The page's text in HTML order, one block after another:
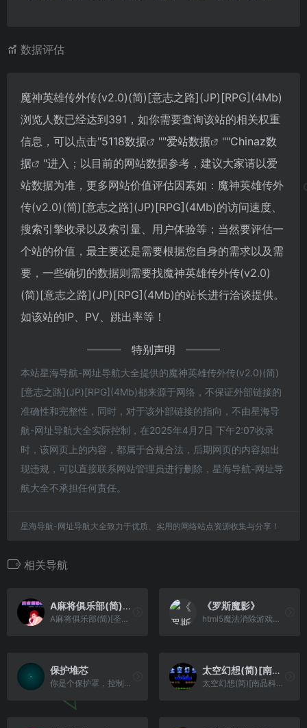
数据评估
魔神英雄传外传(v2.0)(简)[意志之路](JP)[RPG](4Mb)
浏览人数已经达到391，如你需要查询该站的相关权重
信息，可以点击"5118数据 ""爱站数据 ""Chinaz数
据
"进入；以目前的网站数据参考，建议大家请以爱
站数据为准，更多网站价值评估因素如：魔神英雄传外
传(v2.0)(简)[意志之路](JP)[RPG](4Mb)的访问速度、
搜索引擎收录以及索引量、用户体验等；当然要评估一
个站的价值，最主要还是需要根据您自身的需求以及需
要，一些确切的数据则需要找魔神英雄传外传(v2.0)
(简)[意志之路](JP)[RPG](4Mb)的站长进行洽谈提供。
如该站的IP、PV、跳出率等！
特别声明
本站星海导航-网址导航大全提供的魔神英雄传外传(v2.0)(简)
[意志之路](JP)[RPG](4Mb)都来源于网络，不保证外部链接的
准确性和完整性，同时，对于该外部链接的指向，不由星海导
航-网址导航大全实际控制，在2025年4月7日 下午2:07收录
时，该网页上的内容，都属于合规合法，后期网页的内容如出
现违规，可以直接联系网站管理员进行删除，星海导航-网址导
航大全不承担任何责任。
星海导航-网址导航大全致力于优质、实用的网络站点资源收集与分享！
相关导航
A麻将俱乐部(简)[圣谦](CN)[TAB](0.75Mb)
A麻将俱乐部(简)[圣谦](CN)[TAB](0.75Mb)
《罗斯魔影》
html5魔法消除游戏《罗斯魔影》
保护堆芯
你是个保护罩，控制他保护护罩里面的堆芯
太空幻想(简)[南晶科技](CN)[RPG](16Mb)
太空幻想(简)[南晶科技](CN)[RPG](16Mb)